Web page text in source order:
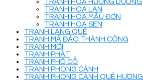
TRANH HOA HƯỚNG DƯƠNG
TRANH HOA LAN
TRANH HOA MẪU ĐƠN
TRANH HOA SEN
TRANH LÀNG QUÊ
TRANH MÃ ĐÁO THÀNH CÔNG
TRANH MỚI
TRANH PHẬT
TRANH PHỐ CỔ
TRANH PHONG CẢNH
TRANH PHONG CẢNH QUÊ HƯƠNG